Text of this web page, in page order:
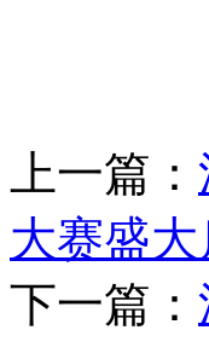
上一篇：
大赛盛大
下一篇：